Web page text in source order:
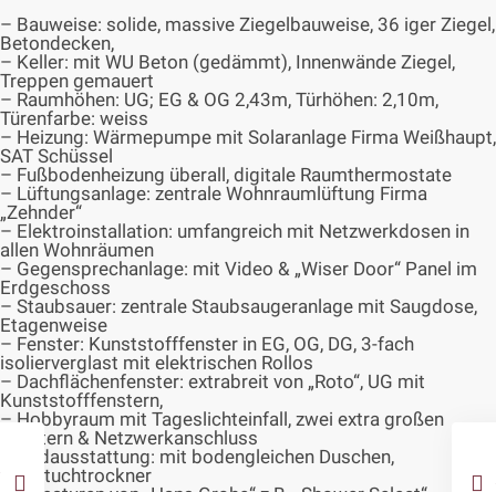
– Bauweise: solide, massive Ziegelbauweise, 36 iger Ziegel,
Betondecken,
– Keller: mit WU Beton (gedämmt), Innenwände Ziegel,
Treppen gemauert
– Raumhöhen: UG; EG & OG 2,43m, Türhöhen: 2,10m,
Türenfarbe: weiss
– Heizung: Wärmepumpe mit Solaranlage Firma Weißhaupt,
SAT Schüssel
– Fußbodenheizung überall, digitale Raumthermostate
– Lüftungsanlage: zentrale Wohnraumlüftung Firma
„Zehnder“
– Elektroinstallation: umfangreich mit Netzwerkdosen in
allen Wohnräumen
– Gegensprechanlage: mit Video & „Wiser Door“ Panel im
Erdgeschoss
– Staubsauer: zentrale Staubsaugeranlage mit Saugdose,
Etagenweise
– Fenster: Kunststofffenster in EG, OG, DG, 3-fach
isolierverglast mit elektrischen Rollos
– Dachflächenfenster: extrabreit von „Roto“, UG mit
Kunststofffenstern,
– Hobbyraum mit Tageslichteinfall, zwei extra großen
Fenstern & Netzwerkanschluss
– Badausstattung: mit bodengleichen Duschen,
Handtuchtrockner